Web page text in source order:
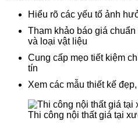
Hiểu rõ các yếu tố ảnh
Tham khảo báo giá
và loại vật liệu
Cung cấp mẹo tiết kiệm
tín
Xem các mẫu thiết kế
Thi công nội thất giá tại